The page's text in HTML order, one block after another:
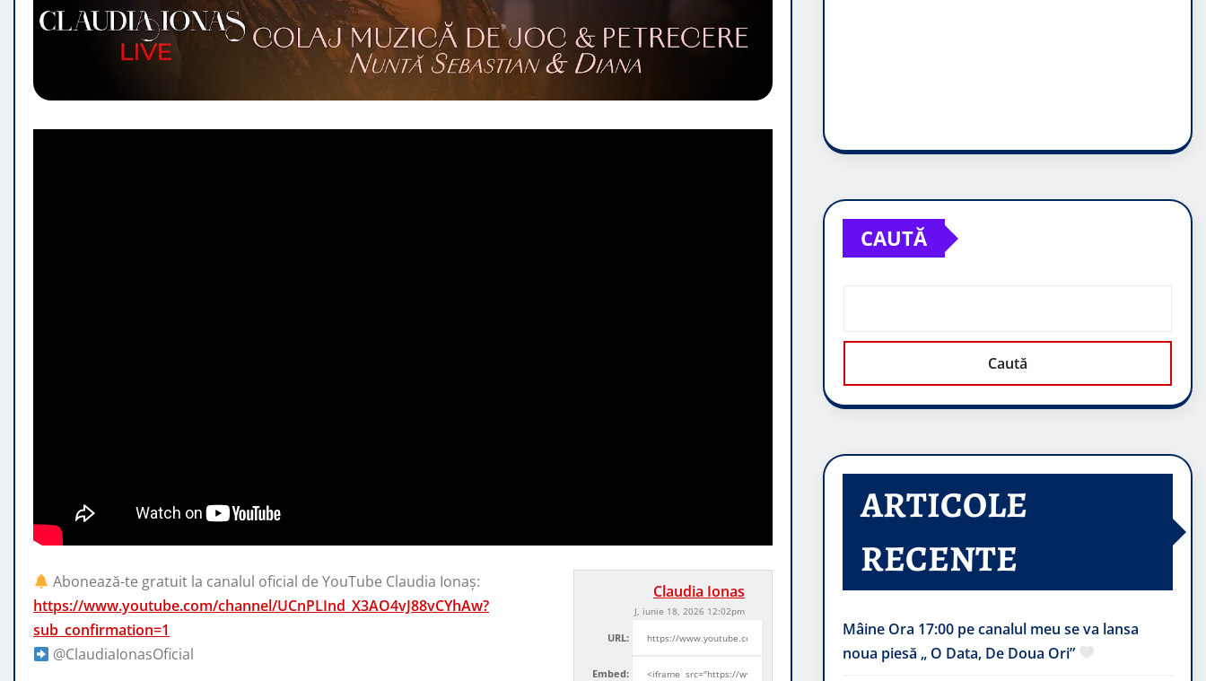
Claudia Ionas
J, iunie 18, 2026 12:02pm
URL:
Embed:
Abonează-te gratuit la canalul oficial de YouTube Claudia Ionaș:
https://www.youtube.com/channel/UCnPLInd_X3AO4vJ88vCYhAw?
sub_confirmation=1
@ClaudiaIonasOficial
CAUTĂ
Caută
ARTICOLE
RECENTE
Mâine Ora 17:00 pe canalul meu se va lansa
noua piesă „ O Data, De Doua Ori”